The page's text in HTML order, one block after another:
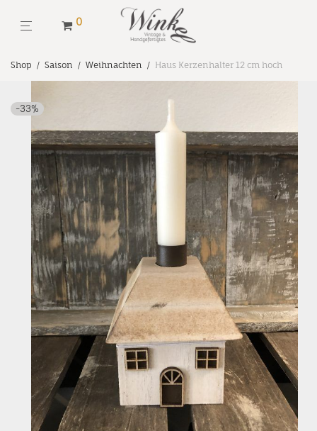
0
Shop / Saison / Weihnachten / Haus Kerzenhalter 12 cm hoch
-33%